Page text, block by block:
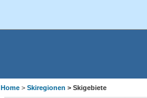
Home > Skiregionen > Skigebiete